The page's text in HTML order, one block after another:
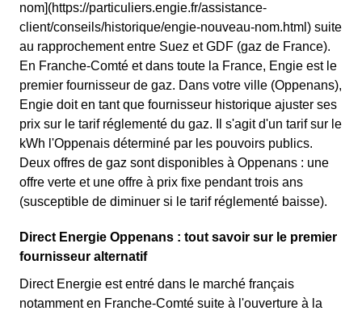
nom](https://particuliers.engie.fr/assistance-
client/conseils/historique/engie-nouveau-nom.html) suite
au rapprochement entre Suez et GDF (gaz de France).
En Franche-Comté et dans toute la France, Engie est le
premier fournisseur de gaz. Dans votre ville (Oppenans),
Engie doit en tant que fournisseur historique ajuster ses
prix sur le tarif réglementé du gaz. Il s'agit d'un tarif sur le
kWh l'Oppenais déterminé par les pouvoirs publics.
Deux offres de gaz sont disponibles à Oppenans : une
offre verte et une offre à prix fixe pendant trois ans
(susceptible de diminuer si le tarif réglementé baisse).
Direct Energie Oppenans : tout savoir sur le premier
fournisseur alternatif
Direct Energie est entré dans le marché français
notamment en Franche-Comté suite à l'ouverture à la